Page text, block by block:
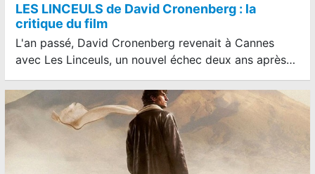
LES LINCEULS de David Cronenberg : la
critique du film
L'an passé, David Cronenberg revenait à Cannes
avec Les Linceuls, un nouvel échec deux ans après…